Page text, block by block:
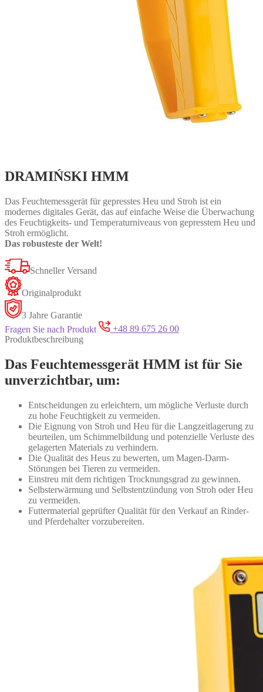
DRAMIŃSKI HMM
Das Feuchtemessgerät für gepresstes Heu und Stroh ist ein
modernes digitales Gerät, das auf einfache Weise die Überwachung
des Feuchtigkeits- und Temperaturniveaus von gepresstem Heu und
Stroh ermöglicht.
Das robusteste der Welt!
Schneller Versand
Originalprodukt
3 Jahre Garantie
Fragen Sie nach Produkt
+48 89 675 26 00
Produktbeschreibung
Das Feuchtemessgerät HMM ist für Sie
unverzichtbar, um:
Entscheidungen zu erleichtern, um mögliche Verluste durch
zu hohe Feuchtigkeit zu vermeiden.
Die Eignung von Stroh und Heu für die Langzeitlagerung zu
beurteilen, um Schimmelbildung und potenzielle Verluste des
gelagerten Materials zu verhindern.
Die Qualität des Heus zu bewerten, um Magen-Darm-
Störungen bei Tieren zu vermeiden.
Einstreu mit dem richtigen Trocknungsgrad zu gewinnen.
Selbsterwärmung und Selbstentzündung von Stroh oder Heu
zu vermeiden.
Futtermaterial geprüfter Qualität für den Verkauf an Rinder-
und Pferdehalter vorzubereiten.